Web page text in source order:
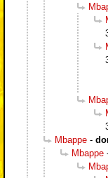
Mbappe -
Mbappe